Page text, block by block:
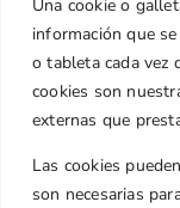
Una cookie o
información que
o tableta cada vez
cookies son
externas que
Las cookies
son necesarias
Centre de
Caballero,